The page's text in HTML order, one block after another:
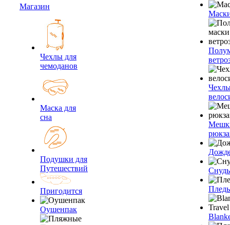
Магазин
Чехлы для
чемоданов
Маска для
сна
Подушки для
Путешествий
Пригодится
Оушенпак